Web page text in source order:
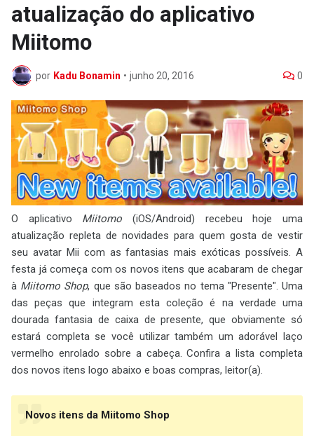
atualização do aplicativo
Miitomo
por Kadu Bonamin • junho 20, 2016 0
O aplicativo Miitomo (iOS/Android) recebeu hoje uma
atualização repleta de novidades para quem gosta de vestir
seu avatar Mii com as fantasias mais exóticas possíveis. A
festa já começa com os novos itens que acabaram de chegar
à Miitomo Shop, que são baseados no tema "Presente". Uma
das peças que integram esta coleção é na verdade uma
dourada fantasia de caixa de presente, que obviamente só
estará completa se você utilizar também um adorável laço
vermelho enrolado sobre a cabeça. Confira a lista completa
dos novos itens logo abaixo e boas compras, leitor(a).
Novos itens da Miitomo Shop